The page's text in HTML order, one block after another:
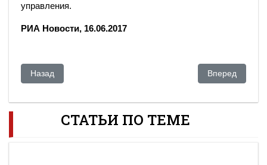
управления.
РИА Новости, 16.06.2017
Предыдущий: Абаев: Казахстан не блокировал доступ к
Назад Следующий:
Вперед
СТАТЬИ ПО ТЕМЕ